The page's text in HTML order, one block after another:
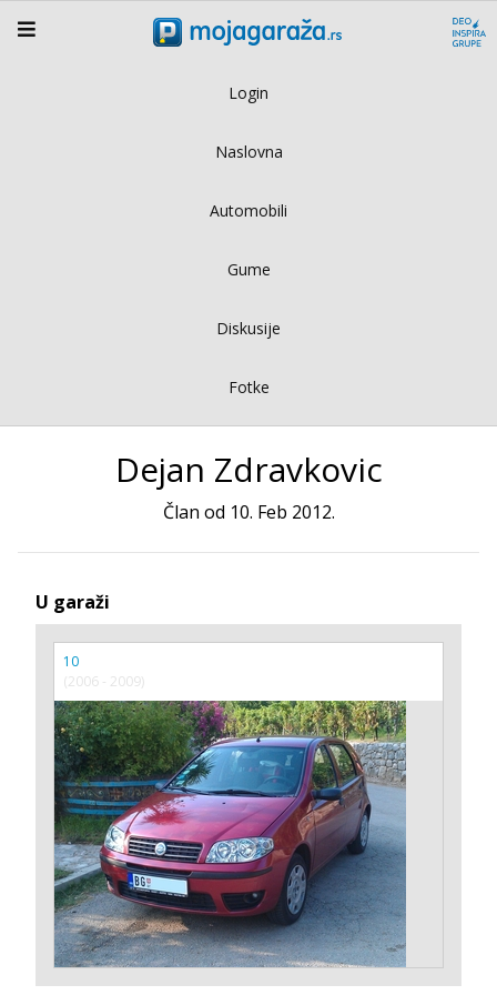
Login
Naslovna
Automobili
Gume
Diskusije
Fotke
Dejan Zdravkovic
Član od 10. Feb 2012.
U garaži
10
(2006 - 2009)